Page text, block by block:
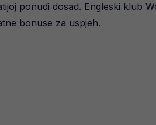
ponudi dosad. Engleski klub
bonuse za uspjeh.